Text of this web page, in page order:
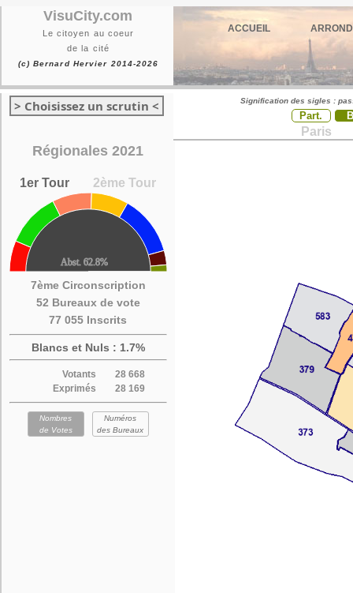
VisuCity.com
Le citoyen au coeur
de la cité
(c) Bernard Hervier 2014-2026
ACCUEIL
> Choisissez un scrutin <
Régionales 2021
1er Tour 2ème Tour
7ème Circonscription
52 Bureaux de vote
77 055 Inscrits
Blancs et Nuls : 1.7%
Votants
28 668
Exprimés
28 169
Nombres
de Votes
Numéros
des Bureaux
Signification des sigles :
Part.
Paris